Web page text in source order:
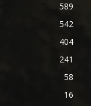
589
542
404
241
58
16